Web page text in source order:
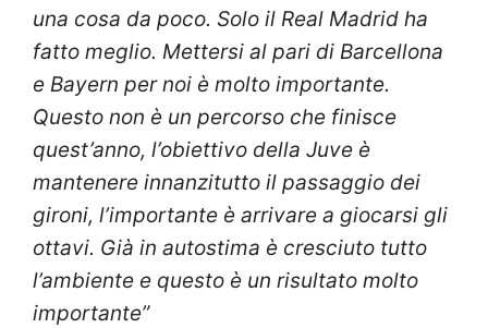
una cosa da poco. Solo il Real Madrid ha
fatto meglio. Mettersi al pari di Barcellona
e Bayern per noi è molto importante.
Questo non è un percorso che finisce
quest’anno, l’obiettivo della Juve è
mantenere innanzitutto il passaggio dei
gironi, l’importante è arrivare a giocarsi gli
ottavi. Già in autostima è cresciuto tutto
l’ambiente e questo è un risultato molto
importante”